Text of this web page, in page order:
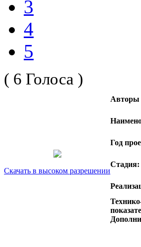
3
4
5
( 6 Голоса )
Скачать в высоком разрешении
Авторы
Год
Стадия: